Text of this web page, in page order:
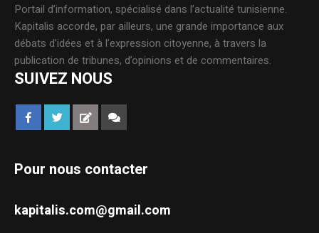
Portail d’information, spécialisé dans l’actualité tunisienne.
Kapitalis accorde, par ailleurs, une grande importance aux
débats d’idées et à l’expression citoyenne, à travers la
publication de tribunes, d’opinions et de commentaires.
SUIVEZ NOUS
Pour nous contacter
kapitalis.com@gmail.com